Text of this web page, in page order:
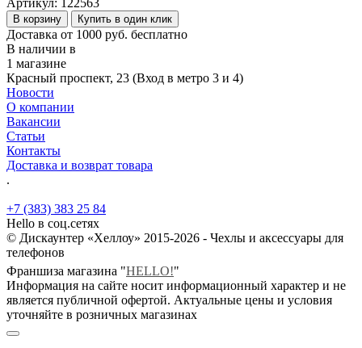
В корзину Купить в один клик
Доставка от 1000 руб. бесплатно
В наличии в
1 магазине
Красный проспект, 23 (Вход в метро 3 и 4)
Новости
О компании
Вакансии
Статьи
Контакты
Доставка и возврат товара
.
+7 (383) 383 25 84
Hello в соц.сетях
© Дискаунтер «Хеллоу» 2015-2026 - Чехлы и аксессуары для
телефонов
Франшиза магазина "HELLO!"
Информация на сайте носит информационный характер и не
является публичной офертой. Актуальные цены и условия
уточняйте в розничных магазинах